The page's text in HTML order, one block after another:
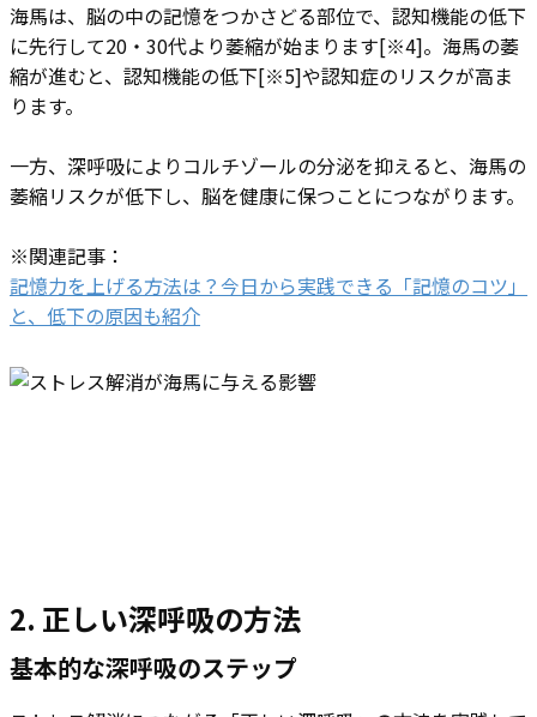
海馬は、脳の中の記憶をつかさどる部位で、認知機能の低下
に先行して20・30代より萎縮が始まります[※4]。海馬の萎
縮が進むと、認知機能の低下[※5]や認知症のリスクが高ま
ります。
一方、深呼吸によりコルチゾールの分泌を抑えると、海馬の
萎縮リスクが低下し、脳を健康に保つことにつながります。
※関連記事：
記憶力を上げる方法は？今日から実践できる「記憶のコツ」
と、低下の原因も紹介
2. 正しい深呼吸の方法
基本的な深呼吸のステップ